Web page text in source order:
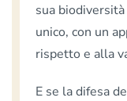
sua
unico, con un
rispetto e alla
E se la difesa